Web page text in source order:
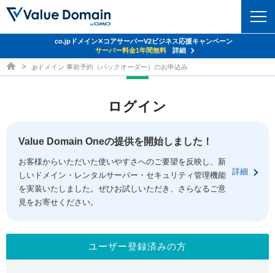
ドメイントップ
ドメイン移管
ドメイン価格一覧
ドメイン一括検索
.jpドメインオークション
gTLDオークション NEW!
コアサーバー
バリューサーバー
XREA
セキュリティトップ
Value Domain ネットde診断
SSL証明書
サービストップ
お得意様割引
facebook
Value Domain 24周年キャンペーン
24%OFF クーポンGET＆その他特典あり！
co.jpドメイン✕コアサーバーV2ビジネス応援キャンペーン
サーバー料金1年間無料
詳細
ドメイン取得ならバリュードメイン
.jpドメイン 事前予約（バックオーダー）のお申込み
ログイン
Value Domain Oneの提供を開始しました！
お客様からいただいた使いやすさへのご要望を反映し、新
しいドメイン・レンタルサーバー・セキュリティ管理機能
を実装いたしました。ぜひお試しいただき、さらなるご意
見をお寄せください。
詳細
ユーザー登録済みの方